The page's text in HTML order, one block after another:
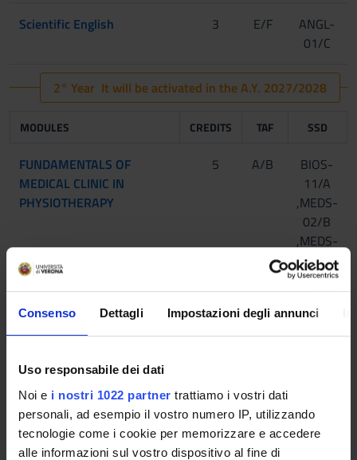
Consenso Dettagli Impostazioni degli annunci
Uso responsabile dei dati
Noi e i nostri 1022 partner trattiamo i vostri dati
personali, ad esempio il vostro numero IP, utilizzando
tecnologie come i cookie per memorizzare e accedere
alle informazioni sul vostro dispositivo al fine di
Scientific English 3 E/F
ANGL-
01/C
2° Year It will be activated in the A.Y. 2027/2028
MODULES CREDITS TAF SSD
FUNDAMENTALS OF
MEDICAL CLINIC IN
PHYSIOTHERAPY
5 A/B
BIOS-
11/A
,MEDS-
02/B
,MEDS-
03/A
,MEDS-
05/A
ADVANCED
MUSCLE-SKELETAL
PHYSIOTHERAPY AND
RESEARCH INTRODUCTION
6 A/B
MEDS-
,PHIL-
02/A